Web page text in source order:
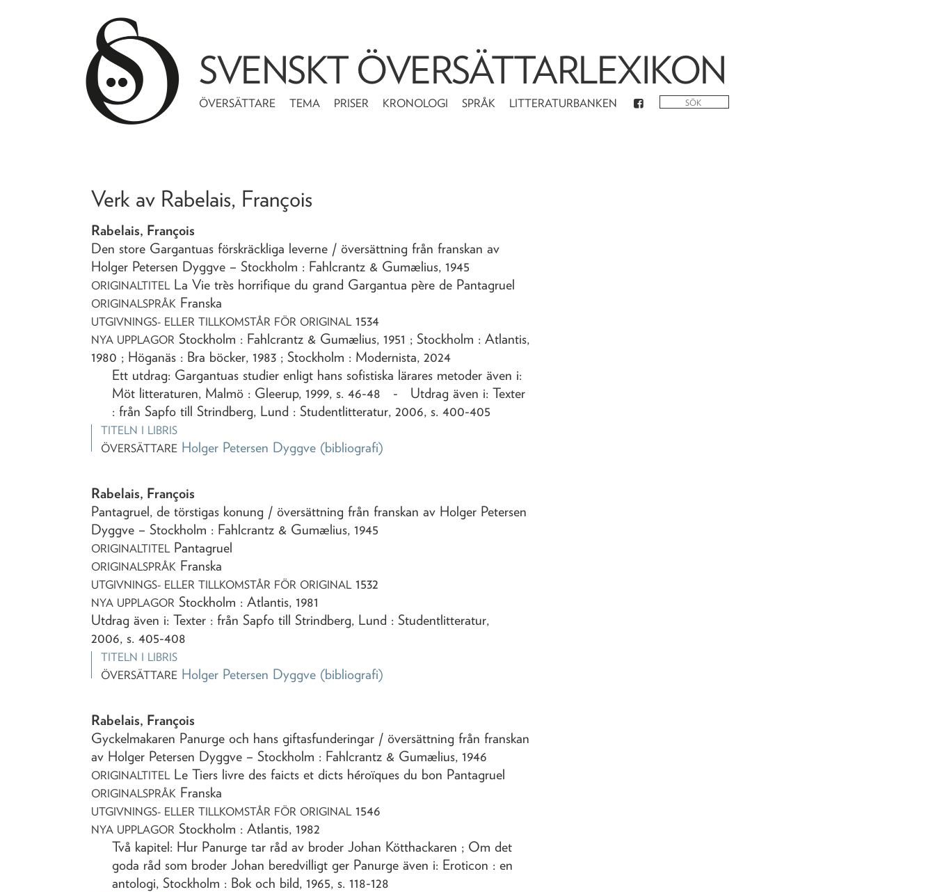
SVENSKT ÖVERSÄTTARLEXIKON
ÖVERSÄTTARE TEMA PRISER KRONOLOGI SPRÅK LITTERATURBANKEN
Verk av Rabelais, François
Rabelais, François
Den store Gargantuas förskräckliga leverne / översättning från franskan av
Holger Petersen Dyggve – Stockholm : Fahlcrantz & Gumælius,1945
ORIGINALTITEL La Vie très horrifique du grand Gargantua père de Pantagruel
ORIGINALSPRÅK Franska
UTGIVNINGS- ELLER TILLKOMSTÅR FÖR ORIGINAL 1534
NYA UPPLAGOR Stockholm : Fahlcrantz & Gumælius, 1951 ; Stockholm : Atlantis,
1980 ; Höganäs : Bra böcker, 1983 ; Stockholm : Modernista, 2024
Ett utdrag: Gargantuas studier enligt hans sofistiska lärares metoder även i:
Möt litteraturen, Malmö : Gleerup, 1999, s. 46-48 - Utdrag även i: Texter
: från Sapfo till Strindberg, Lund : Studentlitteratur, 2006, s. 400-405
TITELN I LIBRIS
ÖVERSÄTTARE Holger Petersen Dyggve (bibliografi)
Rabelais, François
Pantagruel, de törstigas konung / översättning från franskan av Holger Petersen
Dyggve – Stockholm : Fahlcrantz & Gumælius,1945
ORIGINALTITEL Pantagruel
ORIGINALSPRÅK Franska
UTGIVNINGS- ELLER TILLKOMSTÅR FÖR ORIGINAL 1532
NYA UPPLAGOR Stockholm : Atlantis, 1981
Utdrag även i: Texter : från Sapfo till Strindberg, Lund : Studentlitteratur,
2006, s. 405-408
TITELN I LIBRIS
ÖVERSÄTTARE Holger Petersen Dyggve (bibliografi)
Rabelais, François
Gyckelmakaren Panurge och hans giftasfunderingar / översättning från franskan
av Holger Petersen Dyggve – Stockholm : Fahlcrantz & Gumælius,1946
ORIGINALTITEL Le Tiers livre des faicts et dicts héroïques du bon Pantagruel
ORIGINALSPRÅK Franska
UTGIVNINGS- ELLER TILLKOMSTÅR FÖR ORIGINAL 1546
NYA UPPLAGOR Stockholm : Atlantis, 1982
Två kapitel: Hur Panurge tar råd av broder Johan Kötthackaren ; Om det
goda råd som broder Johan beredvilligt ger Panurge även i: Eroticon : en
antologi, Stockholm : Bok och bild, 1965, s. 118-128